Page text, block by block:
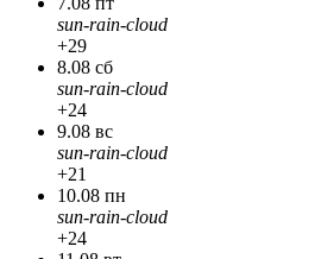
sun-rain-cloud
+29
8.08 сб
sun-rain-cloud
+24
9.08 вс
sun-rain-cloud
+21
10.08 пн
sun-rain-cloud
+24